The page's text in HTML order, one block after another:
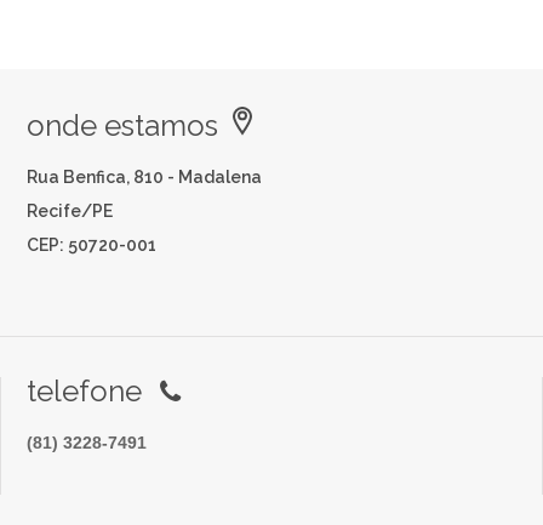
onde estamos
Rua Benfica, 810 - Madalena
Recife/PE
CEP: 50720-001
telefone
(81) 3228-7491